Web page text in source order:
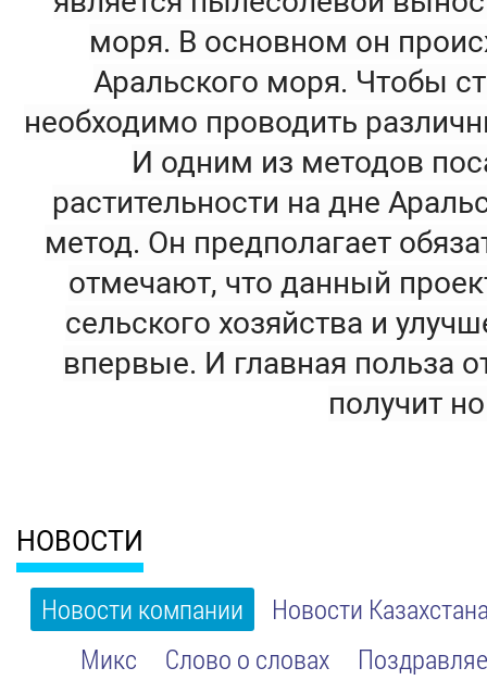
моря. В основном он
Аральского моря. Чтобы
необходимо проводить
И одним из методов
растительности на дне
метод. Он предполагает
отмечают, что данный
сельского хозяйства и
впервые. И главная польза
получит
НОВОСТИ
Новости компании
Новости
Микс
Слово о словах